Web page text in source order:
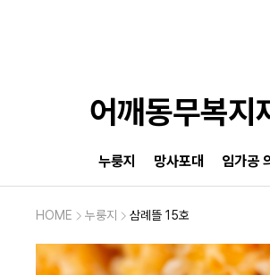
어깨동무복지
누룽지 망사포대 임가공
HOME 누룽지 삼례뜰 15호